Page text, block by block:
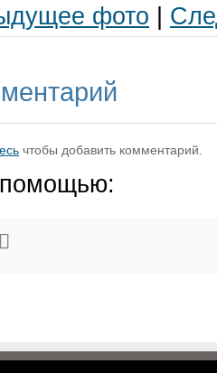
фото
чтобы добавить комментарий.